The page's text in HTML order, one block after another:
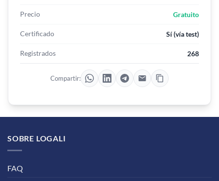
Precio Gratuito
Certificado Sí (vía test)
Registrados 268
Compartir:
SOBRE LOGALI
FAQ